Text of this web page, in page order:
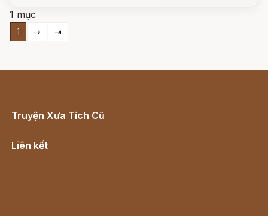
trừng phạt nghiệt ngã.
1 mục
1 ⇢ ⇥
Truyện Xưa Tích Cũ
Liên kết